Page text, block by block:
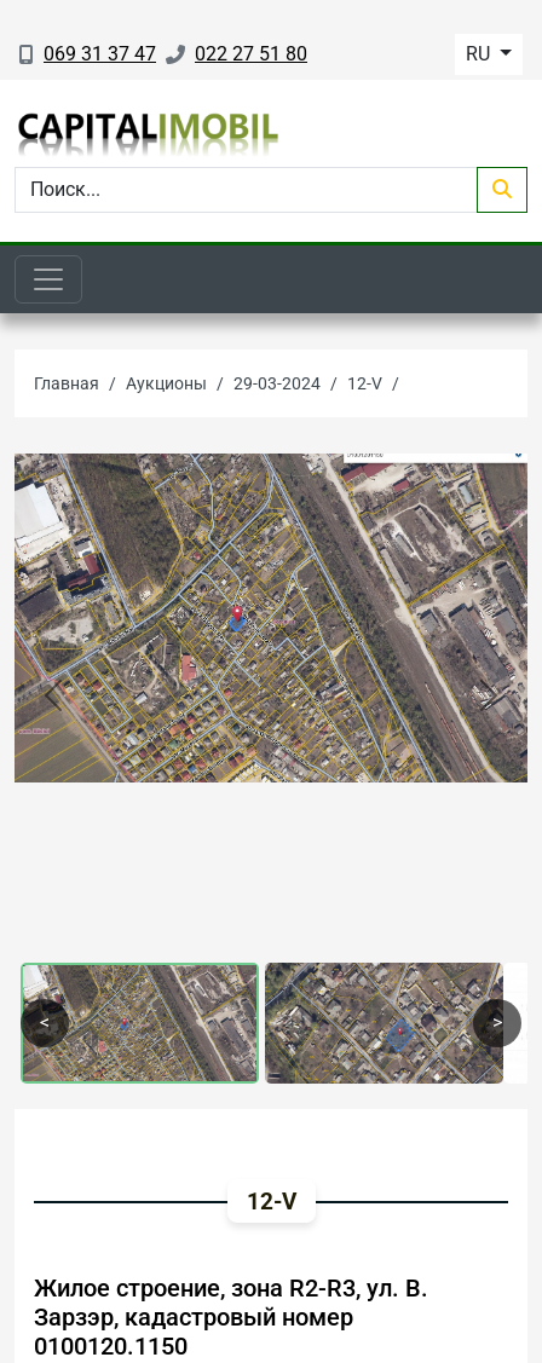
069 31 37 47 022 27 51 80 RU
Главная Аукционы 29-03-2024 12-V
Previous Next
< >
12-V
Жилое строение, зона R2-R3, ул. В.
Зарзэр, кадастровый номер
0100120.1150